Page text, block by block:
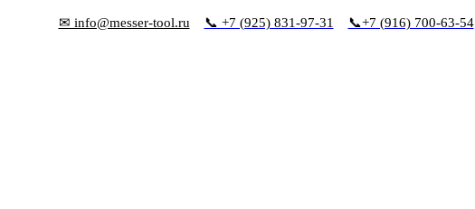
✉ info@messer-tool.ru 📞 +7 (925) 831-97-31 📞+7 (916) 700-63-54